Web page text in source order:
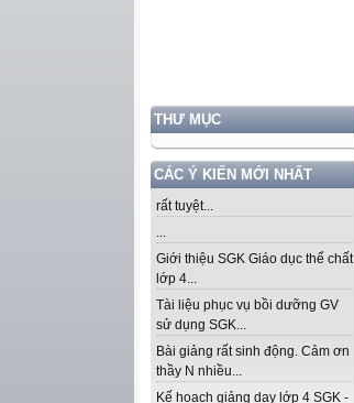
THƯ MỤC
CÁC Ý KIẾN MỚI NHẤT
rất tuyệt...
...
Giới thiệu SGK Giáo dục thể chất
lớp 4...
Tài liệu phục vụ bồi dưỡng GV
sử dụng SGK...
Bài giảng rất sinh động. Cảm ơn
thầy N nhiều...
Kế hoạch giảng dạy lớp 4 SGK -